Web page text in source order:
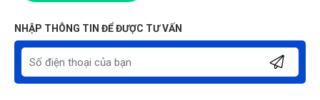
NHẬP THÔNG TIN ĐỂ ĐƯỢC TƯ VẤN